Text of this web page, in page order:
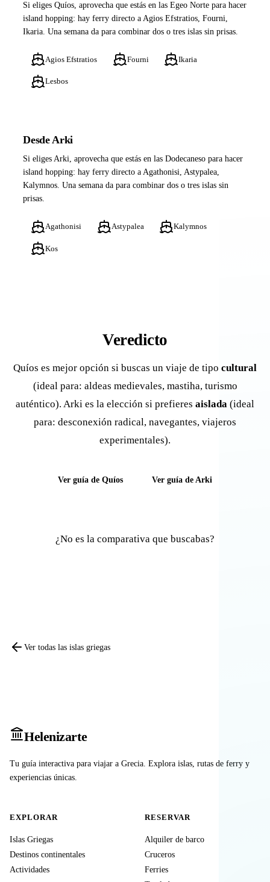
Si eliges Quíos, aprovecha que estás en las Egeo Norte para hacer
island hopping: hay ferry directo a Agios Efstratios, Fourni,
Ikaria. Una semana da para combinar dos o tres islas sin prisas.
Agios Efstratios Fourni Ikaria
Lesbos
Desde Arki
Si eliges Arki, aprovecha que estás en las Dodecaneso para hacer
island hopping: hay ferry directo a Agathonisi, Astypalea,
Kalymnos. Una semana da para combinar dos o tres islas sin
prisas.
Agathonisi Astypalea Kalymnos
Kos
Veredicto
Quíos es mejor opción si buscas un viaje de tipo cultural
(ideal para: aldeas medievales, mastiha, turismo
auténtico). Arki es la elección si prefieres aislada (ideal
para: desconexión radical, navegantes, viajeros
experimentales).
Ver guía de Quíos Ver guía de Arki
¿No es la comparativa que buscabas?
Ver todas las islas griegas
Helenizarte
Tu guía interactiva para viajar a Grecia. Explora islas, rutas de ferry y
experiencias únicas.
EXPLORAR
Islas Griegas
Destinos continentales
Actividades
RESERVAR
Alquiler de barco
Cruceros
Ferries